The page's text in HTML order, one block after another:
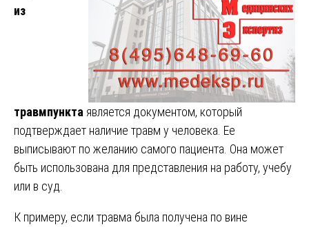
из
травмпункта является документом, который
подтверждает наличие травм у человека. Ее
выписывают по желанию самого пациента. Она может
быть использована для представления на работу, учебу
или в суд.
К примеру, если травма была получена по вине